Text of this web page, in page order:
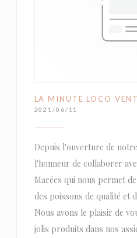
LA MINUTE LOCO
2021/06/11
Depuis l'ouverture de
l'honneur de collaborer
Marées qui nous permet
des poissons de qualité et
Nous avons le plaisir de
jolis produits dans nos